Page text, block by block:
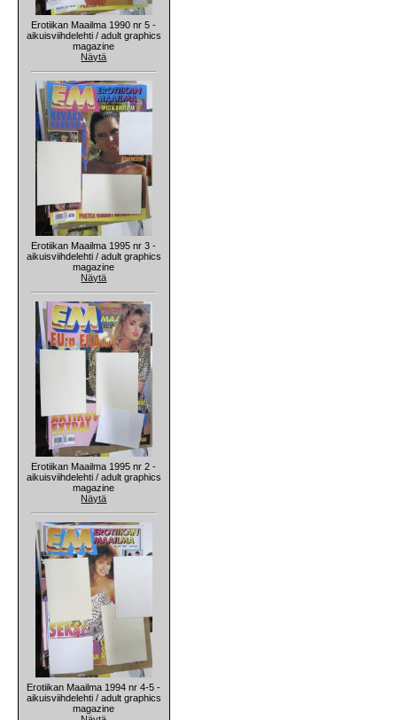
Erotiikan Maailma 1990 nr 5 -
aikuisviihdelehti / adult graphics
magazine
Näytä
Erotiikan Maailma 1995 nr 3 -
aikuisviihdelehti / adult graphics
magazine
Näytä
Erotiikan Maailma 1995 nr 2 -
aikuisviihdelehti / adult graphics
magazine
Näytä
Erotiikan Maailma 1994 nr 4-5 -
aikuisviihdelehti / adult graphics
magazine